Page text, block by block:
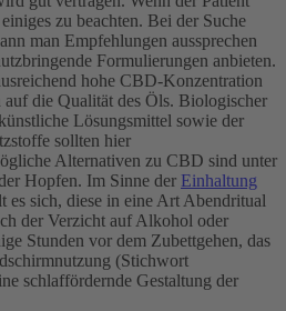
zu beachten. Bei der Suche
man Empfehlungen aussprechen
Formulierungen anbieten.
hohe CBD-Konzentration
auf die Qualität des Öls. Biologischer
Lösungsmittel sowie der
sollten hier
Alternativen zu CBD sind unter
Hopfen. Im Sinne der Einhaltung
es sich, diese in eine Art Abendritual
der Verzicht auf Alkohol oder
Stunden vor dem Zubettgehen, das
(Stichwort
schlaffördernde Gestaltung der